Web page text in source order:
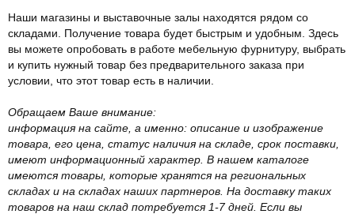
Наши магазины и выставочные залы находятся рядом со
складами. Получение товара будет быстрым и удобным. Здесь
вы можете опробовать в работе мебельную фурнитуру, выбрать
и купить нужный товар без предварительного заказа при
условии, что этот товар есть в наличии.
Обращаем Ваше внимание:
информация на сайте, а именно: описание и изображение
товара, его цена, статус наличия на складе, срок поставки,
имеют информационный характер. В нашем каталоге
имеются товары, которые хранятся на региональных
складах и на складах наших партнеров. На доставку таких
товаров на наш склад потребуется 1-7 дней. Если вы